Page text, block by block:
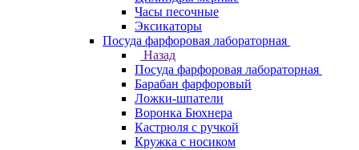
Часы песочные
Эксикаторы
Посуда фарфоровая лабораторная
Назад
Посуда фарфоровая лабораторная
Барабан фарфоровый
Ложки-шпатели
Воронка Бюхнера
Кастрюля с ручкой
Кружка с носиком